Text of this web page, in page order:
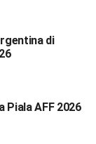
di
Piala AFF 2026